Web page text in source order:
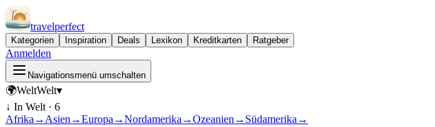
travelperfect
Kategorien Inspiration Deals Lexikon Kreditkarten Ratgeber
Anmelden
Navigationsmenü umschalten
🌍WeltWelt▾
↓ In Welt · 6
Afrika → Asien →Europa →Nordamerika →Ozeanien → Südamerika →